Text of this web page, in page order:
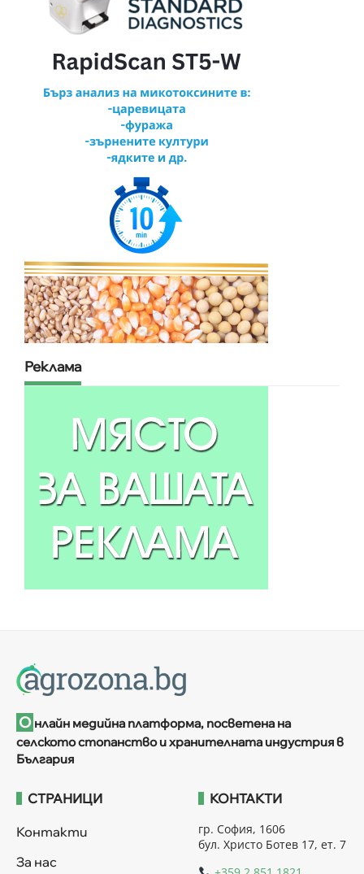
Реклама
О нлайн медийна платформа, посветена на
селското стопанство и хранителната индустрия в
България
СТРАНИЦИ
Контакти
За нас
КОНТАКТИ
гр. София, 1606
бул. Христо Ботев 17, ет. 7